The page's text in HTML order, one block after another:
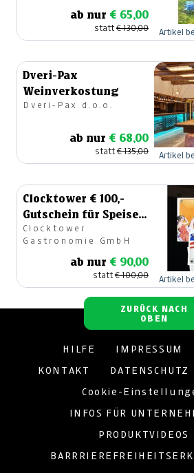
ab nur € 65,00
statt€ 130,00 Artikel
Dveri-Pax
Weinverkostung
Dveri-Pax d.o.o.
ab nur € 68,00
statt€ 135,00 Artikel
Clocktower € 100,-
Gutschein für Speisen
und Getränke
Clocktower
Gastronomie GmbH
ab nur € 90,00
statt€ 100,00 Artikel
ZURÜCK NACH
OBEN
HILFE IMPRESSUM
KONTAKT DATENSCHUTZ
Cookie-
INFOS FÜR
PRODUKTVIDEOS